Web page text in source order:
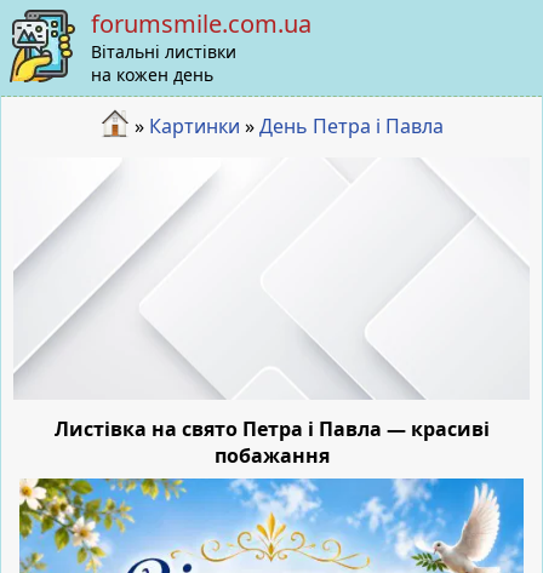
forumsmile.com.ua
Вітальні листівки
на кожен день
» Картинки »День Петра і Павла
Листівка на свято Петра і Павла — красиві
побажання